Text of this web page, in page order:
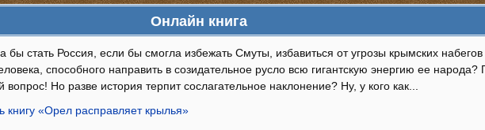
Онлайн книга
бы стать Россия, если бы смогла избежать Смуты, избавиться от угрозы крымских набегов
способного направить в созидательное русло всю гигантскую энергию ее народа?
вопрос! Но разве история терпит сослагательное наклонение? Ну, у кого как...
книгу «Орел расправляет крылья»